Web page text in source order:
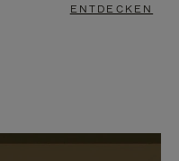
ENTDECKEN